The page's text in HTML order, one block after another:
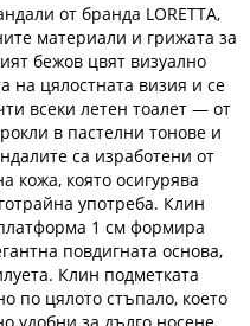
от бранда LORETTA,
материали и грижата за
бежов цвят визуално
на цялостната визия и се
всеки летен тоалет — от
в пастелни тонове и
са изработени от
кожа, която осигурява
употреба. Клин
1 см формира
повдигната основа,
Клин подметката
по цялото стъпало, което